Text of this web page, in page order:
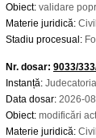
Obiect: validare
Materie juridică: Civil
Stadiu procesual:
Nr. dosar: 9033/
Instanță:
Data dosar: 2026-
Obiect: modificări
Materie juridică: Civil